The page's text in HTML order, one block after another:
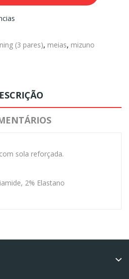
(3 pares), meias, mizuno
sola reforçada.
2% Elastano